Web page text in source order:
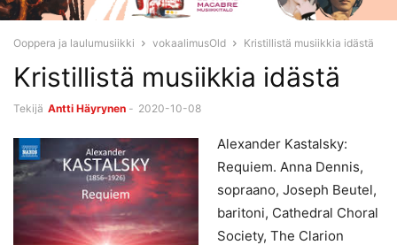
Ooppera ja laulumusiikki vokaalimusOld Kristillistä musiikkia idästä
Kristillistä musiikkia idästä
Tekijä Antti Häyrynen - 2020-10-08
Alexander Kastalsky:
Requiem. Anna Dennis,
sopraano, Joseph Beutel,
baritoni, Cathedral Choral
Society, The Clarion